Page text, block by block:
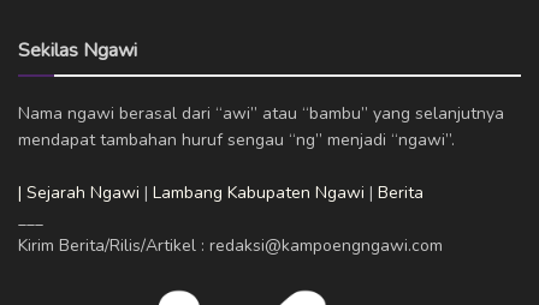
Sekilas Ngawi
Nama ngawi berasal dari “awi” atau “bambu” yang selanjutnya
mendapat tambahan huruf sengau “ng” menjadi “ngawi”.
| Sejarah Ngawi | Lambang Kabupaten Ngawi | Berita
___
Kirim Berita/Rilis/Artikel : redaksi@kampoengngawi.com